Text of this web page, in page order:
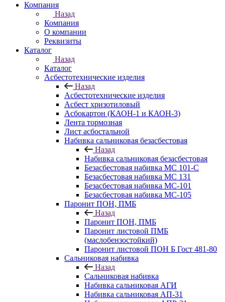
Компания
Назад
Компания
О компании
Реквизиты
Каталог
Назад
Каталог
Асбестотехнические изделия
Назад
Асбестотехнические изделия
Асбест хризотиловый
Асбокартон (КАОН-1 и КАОН-3)
Лента тормозная
Лист асбостальной
Набивка сальниковая безасбестовая
Назад
Набивка сальниковая безасбестовая
Безасбестовая набивка МС 101-С
Безасбестовая набивка МС 131
Безасбестовая набивка МС-101
Безасбестовая набивка МС-105
Паронит ПОН, ПМБ
Назад
Паронит ПОН, ПМБ
Паронит листовой ПМБ
(маслобензостойкий)
Паронит листовой ПОН Б Гост 481-80
Сальниковая набивка
Назад
Сальниковая набивка
Набивка сальниковая АГИ
Набивка сальниковая АП-31